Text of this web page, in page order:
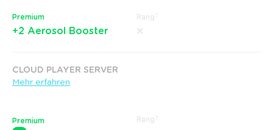
Premium
+2 Aerosol Booster
Rang
CLOUD PLAYER SERVER
Mehr erfahren
Premium Rang